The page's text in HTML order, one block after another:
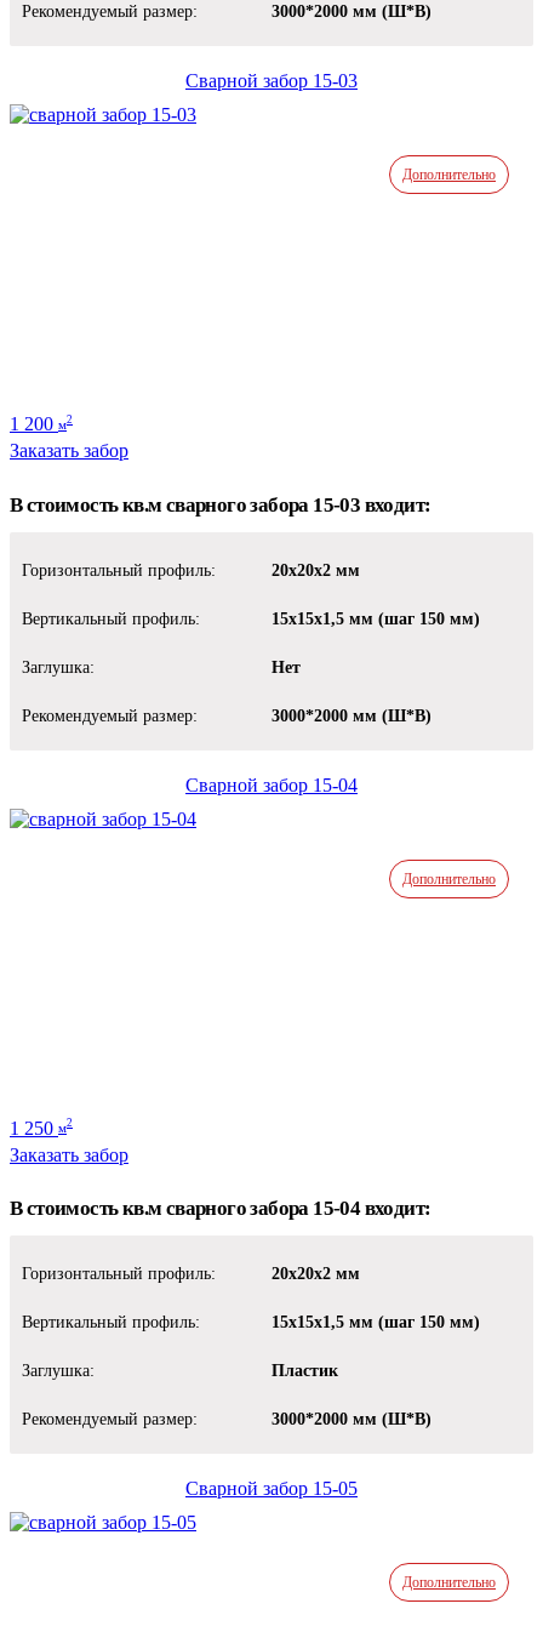
Рекомендуемый размер: 3000*2000 мм (Ш*В)
Сварной забор 15-03
1 200 м2
Заказать забор
В стоимость кв.м сварного забора 15-03 входит:
Горизонтальный профиль: 20х20х2 мм
Вертикальный профиль: 15х15х1,5 мм (шаг 150 мм)
Заглушка: Нет
Рекомендуемый размер: 3000*2000 мм (Ш*В)
Дополнительно
Сварной забор 15-04
1 250 м2
Заказать забор
В стоимость кв.м сварного забора 15-04 входит:
Горизонтальный профиль: 20х20х2 мм
Вертикальный профиль: 15х15х1,5 мм (шаг 150 мм)
Заглушка: Пластик
Рекомендуемый размер: 3000*2000 мм (Ш*В)
Дополнительно
Сварной забор 15-05
Дополнительно